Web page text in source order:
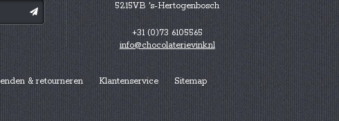
5215VB 's-Hertogenbosch
+31 (0)73 6105565
info@chocolaterievink.nl
& retourneren Klantenservice Sitemap